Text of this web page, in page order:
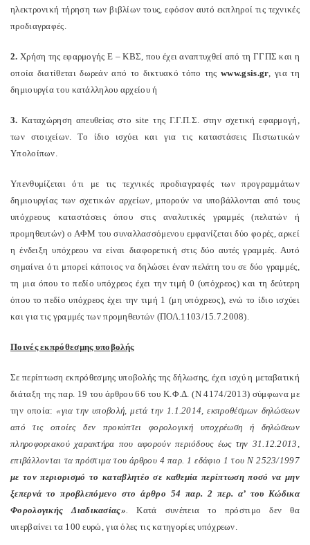
ηλεκτρονική τήρηση των βιβλίων τους, εφόσον αυτό εκπληροί τις τεχνικές
προδιαγραφές.
2. Χρήση της εφαρμογής Ε – ΚΒΣ, που έχει αναπτυχθεί από τη ΓΓΠΣ και η
οποία διατίθεται δωρεάν από το δικτυακό τόπο τηςwww.gsis.gr, για τη
δημιουργία του κατάλληλου αρχείου ή
3. Καταχώρηση απευθείας στο site της Γ.Γ.Π.Σ. στην σχετική εφαρμογή,
των στοιχείων. Το ίδιο ισχύει και για τις καταστάσεις Πιστωτικών
Υπολοίπων.
Υπενθυμίζεται ότι με τις τεχνικές προδιαγραφές των προγραμμάτων
δημιουργίας των σχετικών αρχείων, μπορούν να υποβάλλονται από τους
υπόχρεους καταστάσεις όπου στις αναλυτικές γραμμές (πελατών ή
προμηθευτών) ο ΑΦΜ του συναλλασσόμενου εμφανίζεται δύο φορές, αρκεί
η ένδειξη υπόχρεου να είναι διαφορετική στις δύο αυτές γραμμές. Αυτό
σημαίνει ότι μπορεί κάποιος να δηλώσει έναν πελάτη του σε δύο γραμμές,
τη μια όπου το πεδίο υπόχρεος έχει την τιμή 0 (υπόχρεος) και τη δεύτερη
όπου το πεδίο υπόχρεος έχει την τιμή 1 (μη υπόχρεος), ενώ το ίδιο ισχύει
και για τις γραμμές των προμηθευτών (ΠΟΛ.1103/15.7.2008).
Ποινές εκπρόθεσμης υποβολής
Σε περίπτωση εκπρόθεσμης υποβολής της δήλωσης, έχει ισχύ η μεταβατική
διάταξη της παρ. 19 του άρθρου 66 του Κ.Φ.Δ. (Ν 4174/2013) σύμφωνα με
την οποία:«για την υποβολή, μετά την 1.1.2014, εκπροθέσμων δηλώσεων
από τις οποίες δεν προκύπτει φορολογική υποχρέωση ή δηλώσεων
πληροφοριακού χαρακτήρα που αφορούν περιόδους έως την 31.12.2013,
επιβάλλονται τα πρόστιμα του άρθρου 4 παρ. 1 εδάφιο 1 του Ν 2523/1997
με τον περιορισμό το καταβλητέο σε καθεμία περίπτωση ποσό να μην
ξεπερνά το προβλεπόμενο στο άρθρο 54 παρ. 2 περ. α’ του Κώδικα
Φορολογικής Διαδικασίας».Κατά συνέπεια το πρόστιμο δεν θα
υπερβαίνει τα 100 ευρώ, για όλες τις κατηγορίες υπόχρεων.